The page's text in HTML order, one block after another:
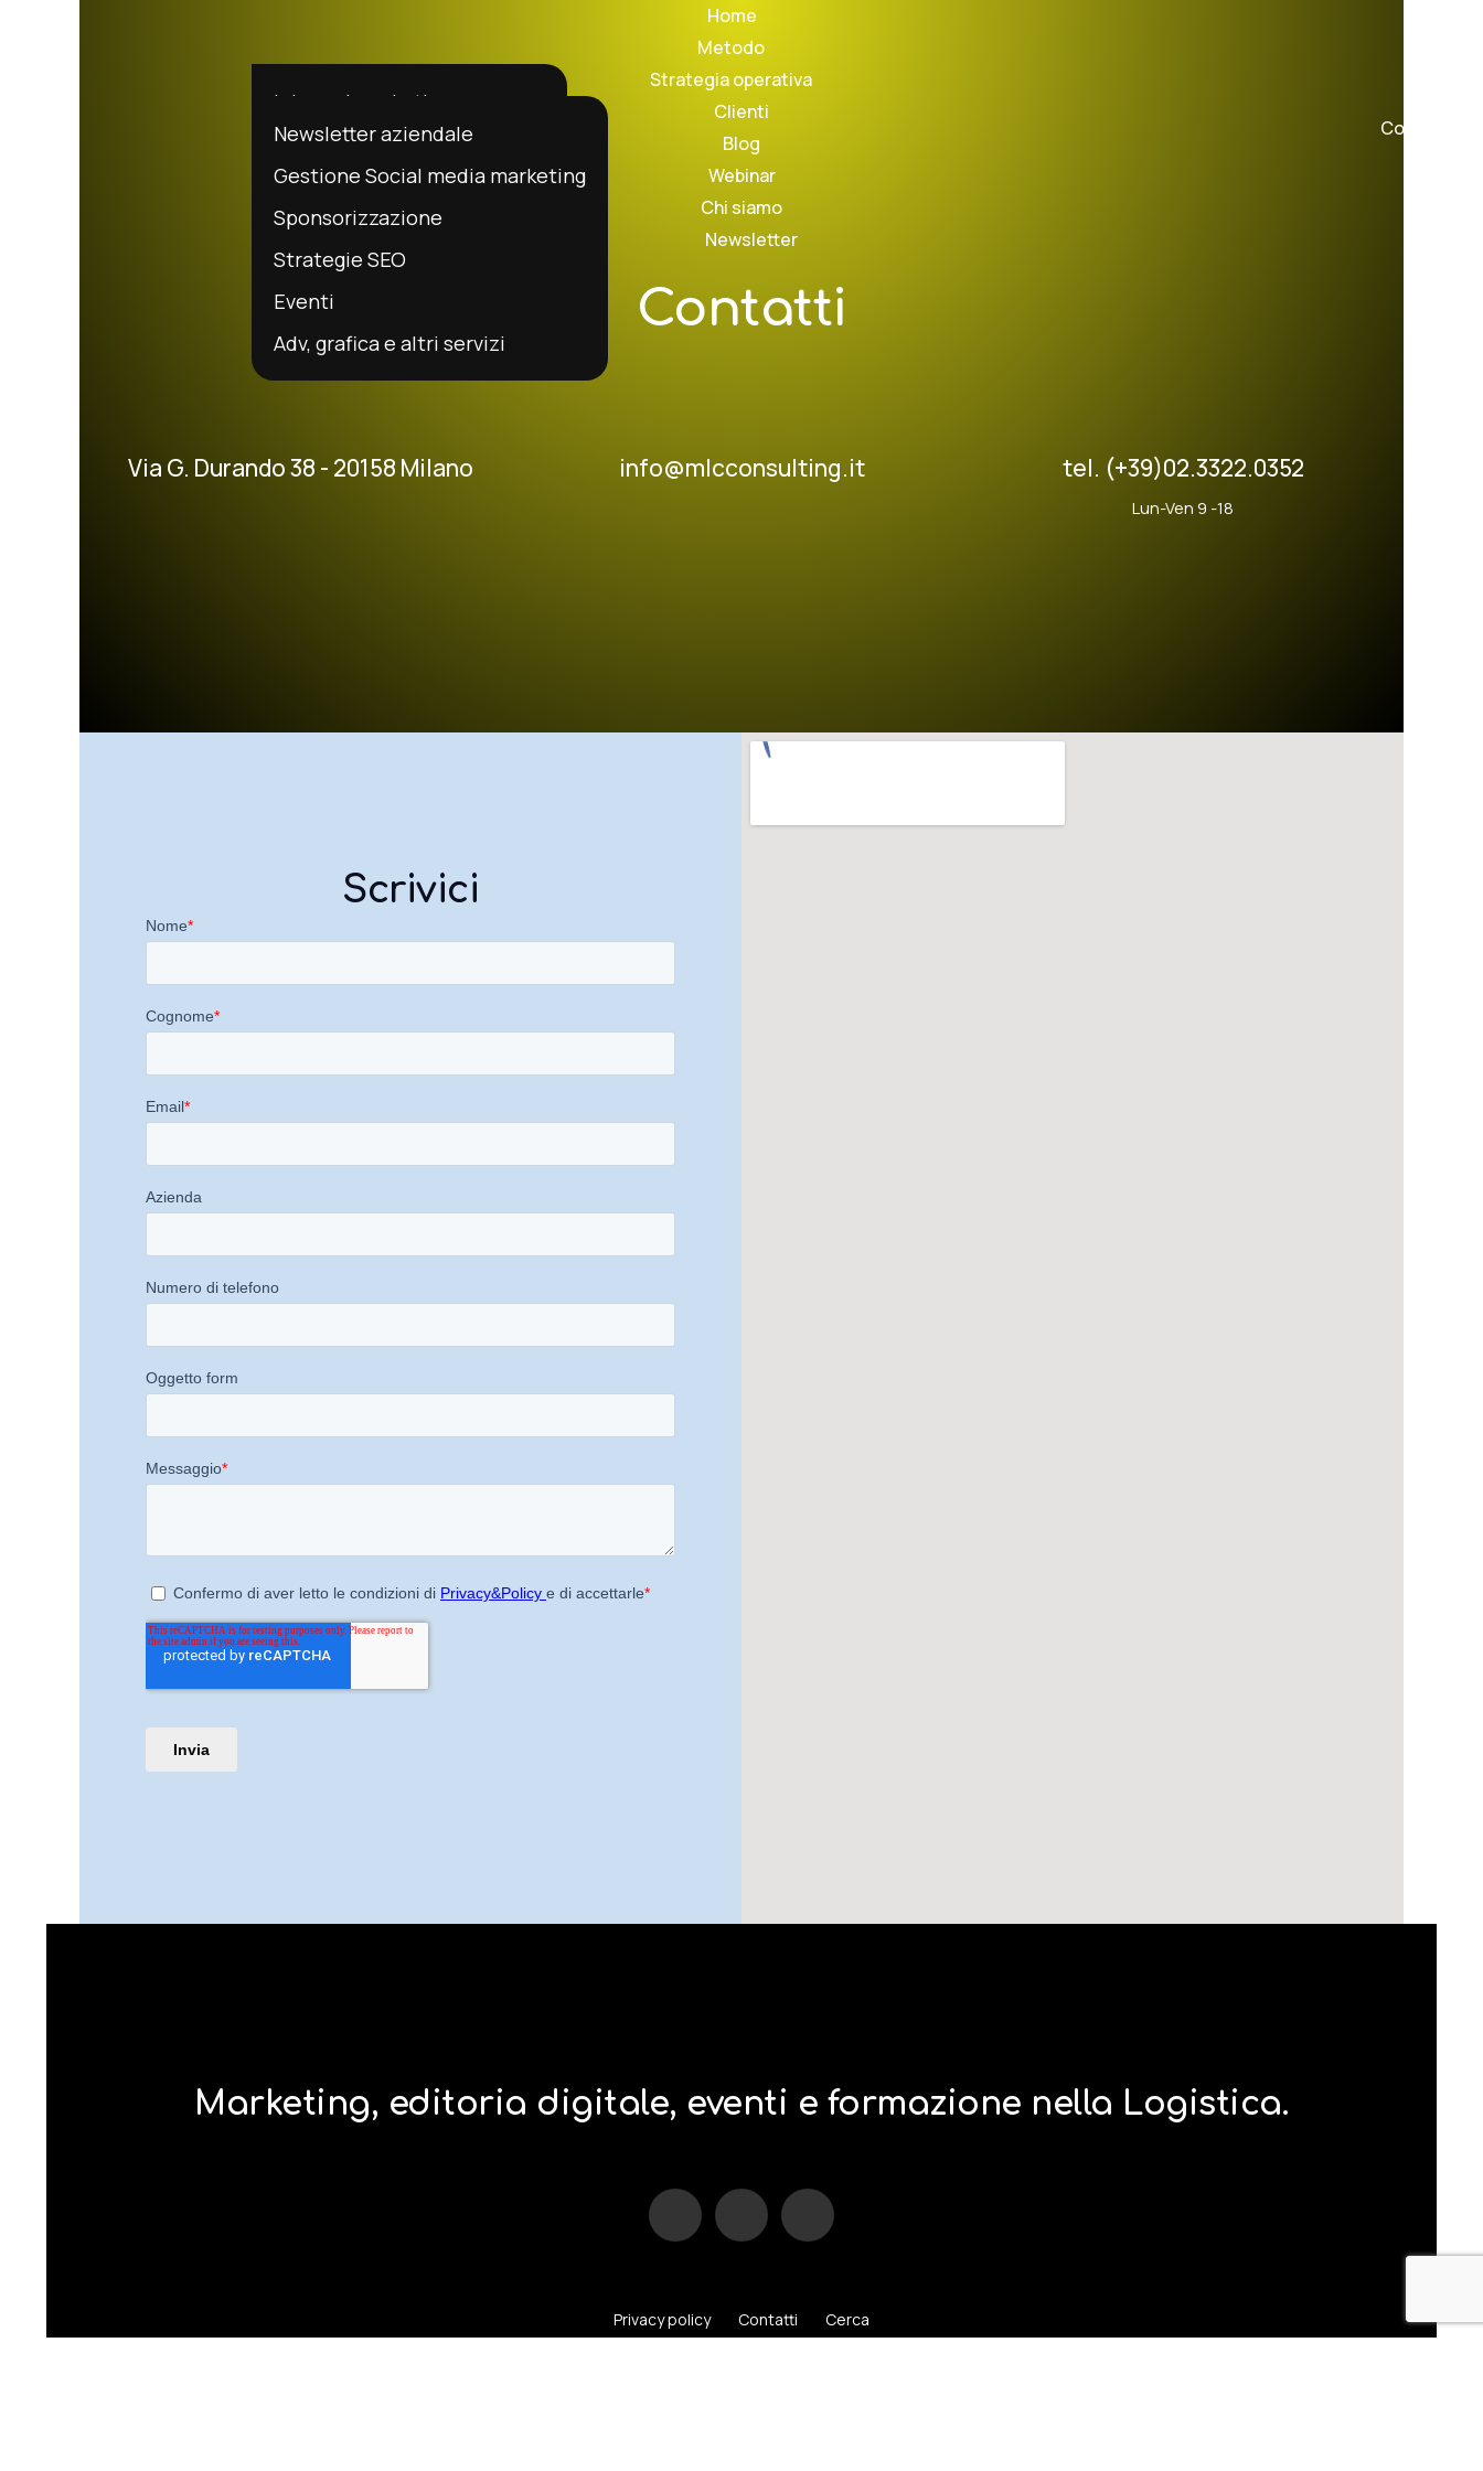
Home
Metodo
Inbound marketing
Content marketing
Strategie di Lead generation
Marketing in outsourcing
Strategia operativa
Newsletter aziendale
Gestione Social media marketing
Sponsorizzazione
Strategie SEO
Eventi
Adv, grafica e altri servizi
Clienti
Blog
Webinar
Chi siamo
Newsletter
Contatti
Contatti
Via G. Durando 38 - 20158 Milano info@mlcconsulting.it tel. (+39)02.3322.0352
Lun-Ven 9 -18
Scrivici
Marketing, editoria digitale, eventi e formazione nella Logistica.
Privacy policy Contatti Cerca